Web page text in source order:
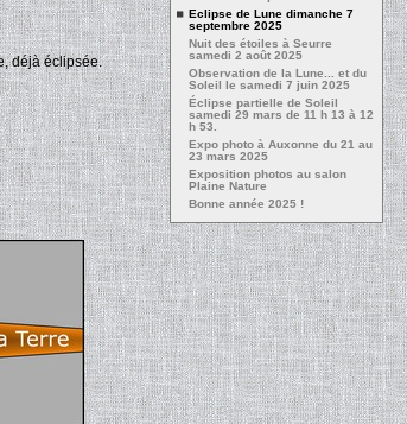
déjà éclipsée.
Eclipse de Lune dimanche 7
septembre 2025
Nuit des étoiles à Seurre
samedi 2 août 2025
Observation de la Lune... et du
Soleil le samedi 7 juin 2025
Éclipse partielle de Soleil
samedi 29 mars de 11 h 13 à 12
h 53.
Expo photo à Auxonne du 21 au
23 mars 2025
Exposition photos au salon
Plaine Nature
Bonne année 2025 !